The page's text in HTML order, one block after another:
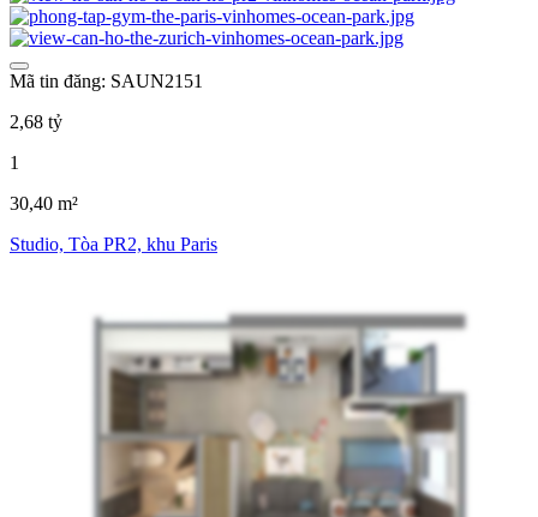
Mã tin đăng: SAUN2151
2,68 tỷ
1
30,40 m²
Studio, Tòa PR2, khu Paris